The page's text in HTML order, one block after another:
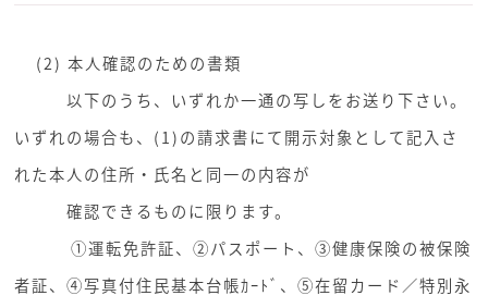
(2) 本人確認のための書類
以下のうち、いずれか一通の写しをお送り下さい。
いずれの場合も、(1)の請求書にて開示対象として記入さ
れた本人の住所・氏名と同一の内容が
確認できるものに限ります。
①運転免許証、②パスポート、③健康保険の被保険
者証、④写真付住民基本台帳ｶｰﾄﾞ、⑤在留カード／特別永